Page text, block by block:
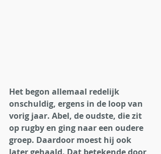
Het begon allemaal redelijk
onschuldig, ergens in de loop van
vorig jaar. Abel, de oudste, die zit
op rugby en ging naar een oudere
groep. Daardoor moest hij ook